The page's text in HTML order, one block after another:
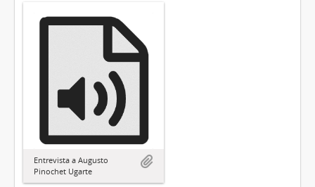
Entrevista a Augusto
Pinochet Ugarte